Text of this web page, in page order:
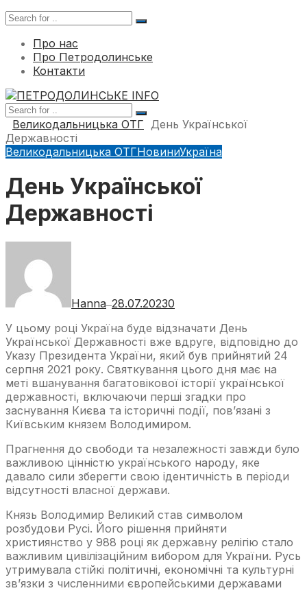
Про нас
Про Петродолинське
Контакти
Великодальницька ОТГ День Української
Державності
Великодальницька ОТГНовиниУкраїна
День Української
Державності
Hanna—28.07.20230
У цьому році Україна буде відзначати День
Української Державності вже вдруге, відповідно до
Указу Президента України, який був прийнятий 24
серпня 2021 року. Святкування цього дня має на
меті вшанування багатовікової історії української
державності, включаючи перші згадки про
заснування Києва та історичні події, пов’язані з
Київським князем Володимиром.
Прагнення до свободи та незалежності завжди було
важливою цінністю українського народу, яке
давало сили зберегти свою ідентичність в періоди
відсутності власної держави.
Князь Володимир Великий став символом
розбудови Русі. Його рішення прийняти
християнство у 988 році як державну релігію стало
важливим цивілізаційним вибором для України. Русь
утримувала стійкі політичні, економічні та культурні
зв’язки з численними європейськими державами